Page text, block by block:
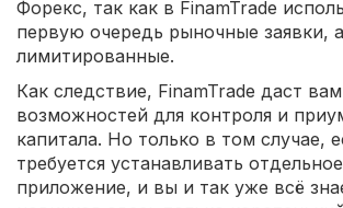
Форекс, так как в FinamTrade
первую очередь рыночные заявки,
лимитированные.
Как следствие, FinamTrade даст
возможностей для контроля и
капитала. Но только в том случае,
требуется устанавливать
приложение, и вы и так уже всё